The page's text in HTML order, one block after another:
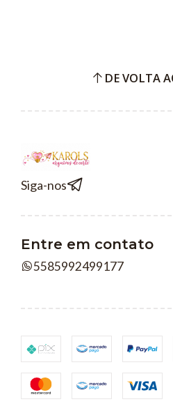
DE VOLTA
Siga-nos
Entre em contato
5585992499177